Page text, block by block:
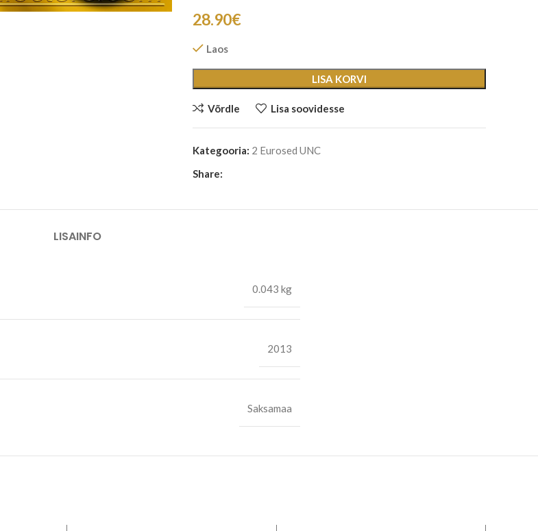
28.90€
Laos
LISA KORVI
Võrdle Lisa soovidesse
Kategooria: 2 Eurosed UNC
Share:
LISAINFO
0.043 kg
2013
Saksamaa